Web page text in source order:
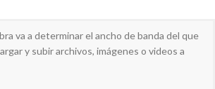
va a determinar el ancho de banda del que
y subir archivos, imágenes o videos a